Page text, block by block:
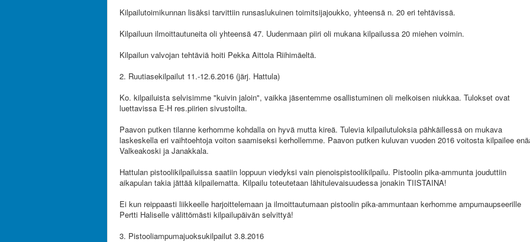
Kilpailutoimikunnan lisäksi tarvittiin runsaslukuinen toimitsijajoukko, yhteensä n. 20 eri tehtävissä.
Kilpailuun ilmoittautuneita oli yhteensä 47. Uudenmaan piiri oli mukana kilpailussa 20 miehen voimin.
Kilpailun valvojan tehtäviä hoiti Pekka Aittola Riihimäeltä.
2. Ruutiasekilpailut 11.-12.6.2016 (järj. Hattula)
Ko. kilpailuista selvisimme "kuivin jaloin", vaikka jäsentemme osallistuminen oli melkoisen niukkaa. Tulokset ovat
luettavissa E-H res.piirien sivustoilta.
Paavon putken tilanne kerhomme kohdalla on hyvä mutta kireä. Tulevia kilpailutuloksia pähkäillessä on mukava
laskeskella eri vaihtoehtoja voiton saamiseksi kerhollemme. Paavon putken kuluvan vuoden 2016 voitosta kilpailee
Valkeakoski ja Janakkala.
Hattulan pistoolikilpailuissa saatiin loppuun viedyksi vain pienoispistoolikilpailu. Pistoolin pika-ammunta jouduttiin
aikapulan takia jättää kilpailematta. Kilpailu toteutetaan lähitulevaisuudessa jonakin TIISTAINA!
Ei kun reippaasti liikkeelle harjoittelemaan ja ilmoittautumaan pistoolin pika-ammuntaan kerhomme ampumaupseerille
Pertti Haliselle välittömästi kilpailupäivän selvittyä!
3. Pistooliampumajuoksukilpailut 3.8.2016